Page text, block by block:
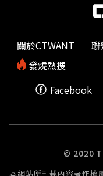
正是承襲他這股精神
瓶身設計情境圖（圖
的奢華瓶身。其設計
23支酒瓶首尾相連時
好成為 CINCORO 的
CINCORO 攜手合作
CINCORO 對品質的
關於CTWANT
發燒熱搜
Facebook
© 2020
本網站所刊載內容著作權